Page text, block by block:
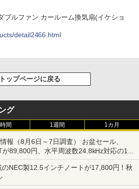
ブルファン カールーム換気扇(イケショ
detail2466.html
トップページに戻る
グ
間 1週間 1カ月
報（8月6日～7日調査） お盆セール、
89,800円、水平周波数24.8kHz対応の17
、暑さ指数連動セール ほか
NEC製12.5インチノートが17,800円！秋